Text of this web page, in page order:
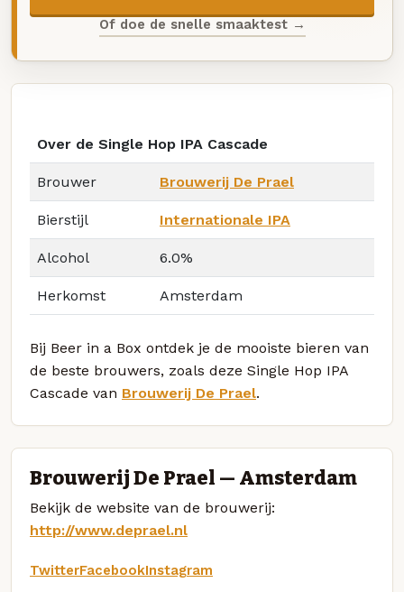
Of doe de snelle smaaktest →
Over de Single Hop IPA Cascade
Brouwer Brouwerij De Prael
Bierstijl Internationale IPA
Alcohol 6.0%
Herkomst Amsterdam
Bij Beer in a Box ontdek je de mooiste bieren van
de beste brouwers, zoals deze Single Hop IPA
Cascade van Brouwerij De Prael.
Brouwerij De Prael — Amsterdam
Bekijk de website van de brouwerij:
http://www.deprael.nl
TwitterFacebookInstagram